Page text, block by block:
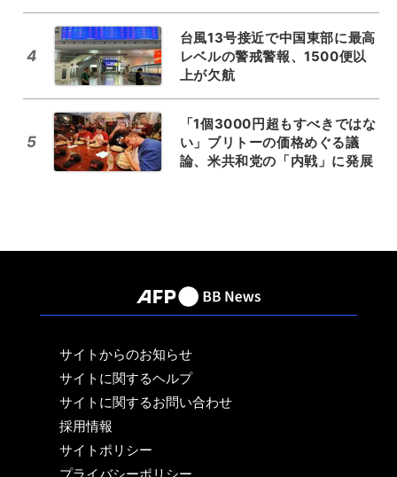
4
台風13号接近で中国東部に最高
レベルの警戒警報、1500便以
上が欠航
5
「1個3000円超もすべきではな
い」ブリトーの価格めぐる議
論、米共和党の「内戦」に発展
サイトからのお知らせ
サイトに関するヘルプ
サイトに関するお問い合わせ
採用情報
サイトポリシー
プライバシーポリシー